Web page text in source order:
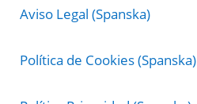
Aviso Legal (Spanska)
Política de Cookies (Spanska)